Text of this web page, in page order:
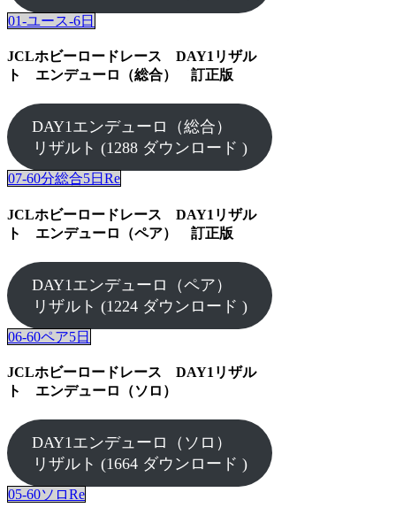
01-ユース-6日
JCLホビーロードレース DAY1リザル
ト エンデューロ（総合） 訂正版
DAY1エンデューロ（総合）
リザルト (1288 ダウンロード )
07-60分総合5日Re
JCLホビーロードレース DAY1リザル
ト エンデューロ（ペア） 訂正版
DAY1エンデューロ（ペア）
リザルト (1224 ダウンロード )
06-60ペア5日
JCLホビーロードレース DAY1リザル
ト エンデューロ（ソロ）
DAY1エンデューロ（ソロ）
リザルト (1664 ダウンロード )
05-60ソロRe